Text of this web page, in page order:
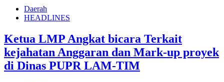
Daerah
HEADLINES
Ketua LMP Angkat bicara Terkait
kejahatan Anggaran dan Mark-up proyek
di Dinas PUPR LAM-TIM